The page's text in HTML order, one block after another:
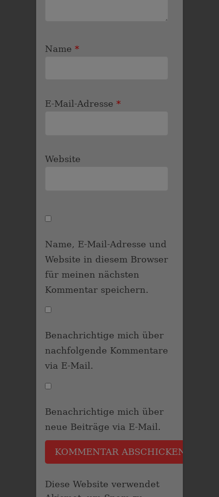
Name *
E-Mail-Adresse *
Website
Name, E-Mail-Adresse und
Website in diesem Browser
für meinen nächsten
Kommentar speichern.
Benachrichtige mich über
nachfolgende Kommentare
via E-Mail.
Benachrichtige mich über
neue Beiträge via E-Mail.
Diese Website verwendet